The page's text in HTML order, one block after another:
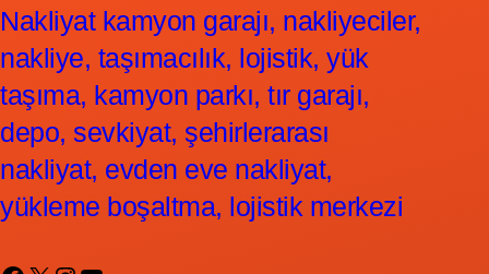
Nakliyat kamyon garajı, nakliyeciler,
nakliye, taşımacılık, lojistik, yük
taşıma, kamyon parkı, tır garajı,
depo, sevkiyat, şehirlerarası
nakliyat, evden eve nakliyat,
yükleme boşaltma, lojistik merkezi